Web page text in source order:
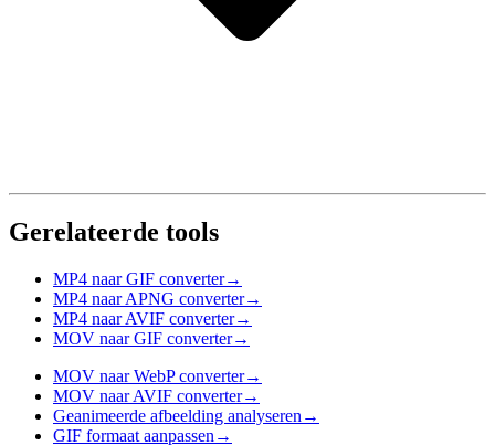
Gerelateerde tools
MP4 naar GIF converter→
MP4 naar APNG converter→
MP4 naar AVIF converter→
MOV naar GIF converter→
MOV naar WebP converter→
MOV naar AVIF converter→
Geanimeerde afbeelding analyseren →
GIF formaat aanpassen →